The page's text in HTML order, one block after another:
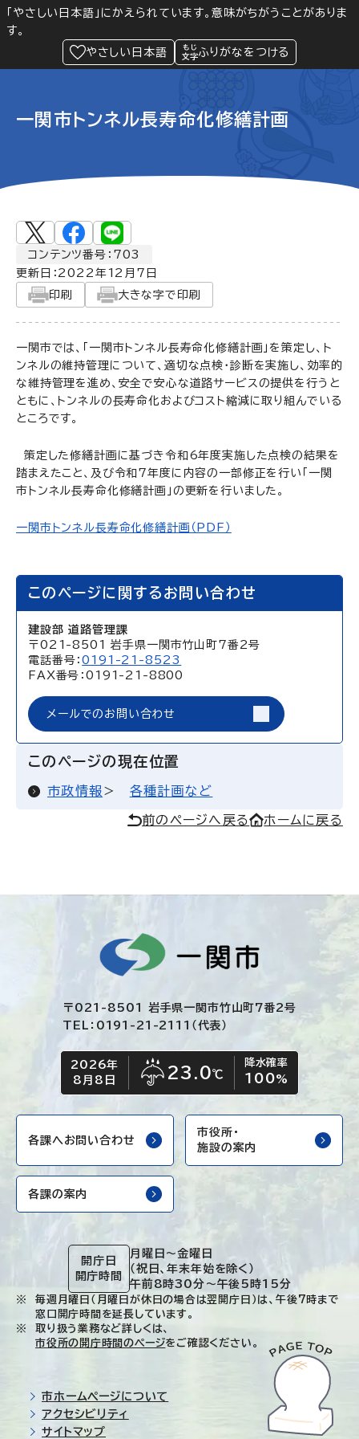
「やさしい日本語」にかえられています。意味がちがうことがありま
す。
やさしい日本語
ふりがなをつける
Language 閲覧支援
緊急情報
一関市トンネル長寿命化修繕計画
コンテンツ番号：703
更新日： 2022年12月7日
印刷
大きな字で印刷
一関市では、「一関市トンネル長寿命化修繕計画」を策定し、ト
ンネルの維持管理について、適切な点検・診断を実施し、効率的
な維持管理を進め、安全で安心な道路サービスの提供を行うと
ともに、トンネルの長寿命化およびコスト縮減に取り組んでいる
ところです。
策定した修繕計画に基づき令和6年度実施した点検の結果を
踏まえたこと、及び令和7年度に内容の一部修正を行い「一関
市トンネル長寿命化修繕計画」の更新を行いました。
一関市トンネル長寿命化修繕計画（PDF）
このページに関するお問い合わせ
建設部 道路管理課
〒021-8501 岩手県一関市竹山町7番2号
電話番号：0191-21-8523
FAX番号：0191-21-8800
メールでのお問い合わせ
このページの現在位置
市政情報 各種計画など
前のページへ戻る ホームに戻る
〒021-8501 岩手県一関市竹山町7番2号
TEL：0191-21-2111（代表）
今日の日付
2026年
8月8日
今日の天気
雨
23.0℃
降水確率
100%
各課へお問い合わせ
市役所・
施設の案内
各課の案内
開庁日
開庁時間
月曜日～金曜日
（祝日、年末年始を除く）
午前8時30分～午後5時15分
毎週月曜日（月曜日が休日の場合は翌開庁日）は、午後7時まで
窓口開庁時間を延長しています。
取り扱う業務など詳しくは、
市役所の開庁時間のページをご確認ください。
市ホームページについて
アクセシビリティ
サイトマップ